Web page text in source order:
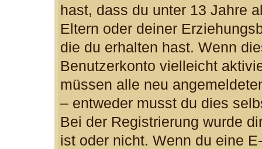
hast, dass du unter 13 Jahre
Eltern oder deiner
die du erhalten hast. Wenn
Benutzerkonto vielleicht
müssen alle neu
– entweder musst du dies
Bei der Registrierung wurde
ist oder nicht. Wenn du eine